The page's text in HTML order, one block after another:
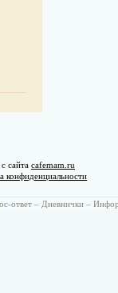
сайта cafemam.ru
конфиденциальности
ответ – Дневнички –